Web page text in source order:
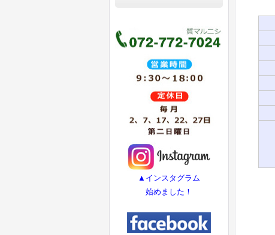
▲インスタグラム
始めました！